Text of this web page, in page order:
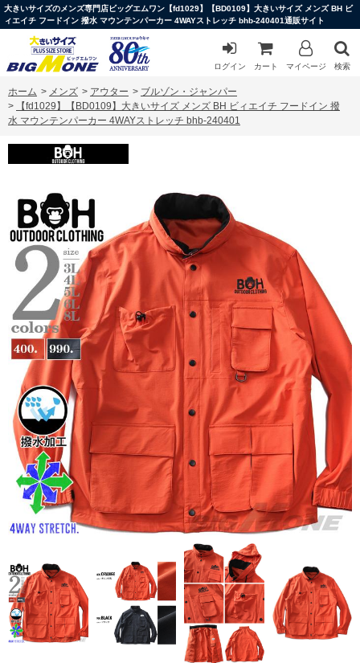
大きいサイズのメンズ専門店ビッグエムワン【fd1029】【BD0109】大きいサイズ メンズ BH ビ
ィエイチ フードイン 撥水 マウンテンパーカー 4WAYストレッチ bhb-240401通販サイト
ログイン カート マイページ 検索
ホーム > メンズ > アウター > ブルゾン・ジャンパー
>
【fd1029】【BD0109】大きいサイズ メンズ BH ビィエイチ フードイン 撥
水 マウンテンパーカー 4WAYストレッチ bhb-240401